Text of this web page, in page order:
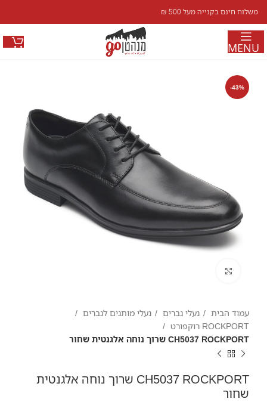
משלוח חינם בקנייה מעל 500 ₪
MENU
-43%
עמוד הבית נעלי גברים
נעלי מותגים לגברים
ROCKPORT רוקפורט
CH5037 ROCKPORT שרוך נוחה אלגנטית שחור
CH5037 ROCKPORT שרוך נוחה אלגנטית
שחור